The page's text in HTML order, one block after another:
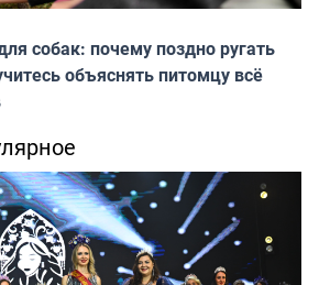
собак: почему поздно ругать
объяснять питомцу всё